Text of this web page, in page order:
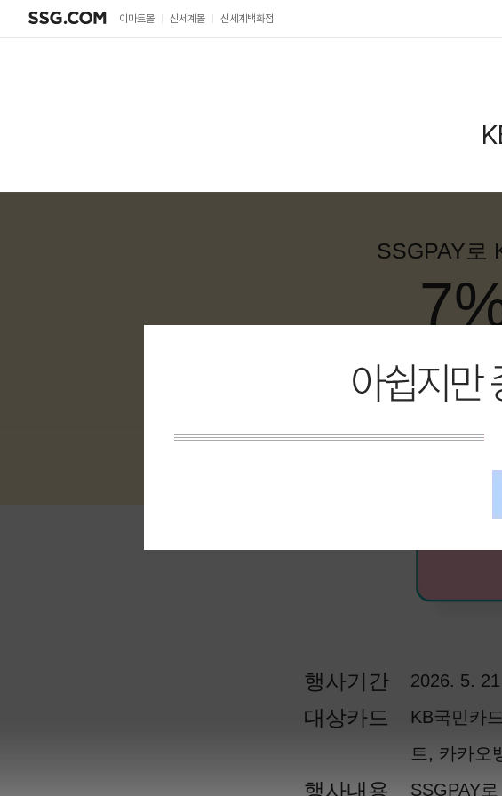
SSG.COM
이마트몰 신세계몰 신세계백화점
SSGPAY로
행사기간 2026. 5.
대상카드
KB국민카
트, 카카오
행사내용 SSGPAY